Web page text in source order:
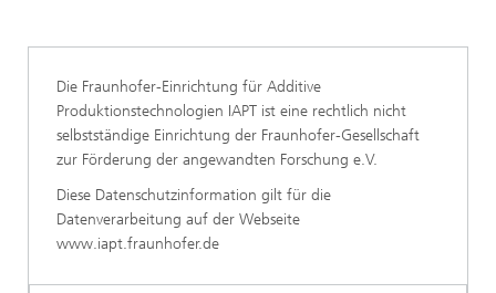
Die Fraunhofer-Einrichtung für Additive
Produktionstechnologien IAPT ist eine rechtlich nicht
selbstständige Einrichtung der Fraunhofer-Gesellschaft
zur Förderung der angewandten Forschung e.V.
Diese Datenschutzinformation gilt für die
Datenverarbeitung auf der Webseite
www.iapt.fraunhofer.de